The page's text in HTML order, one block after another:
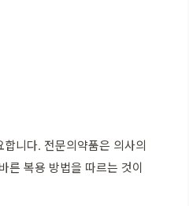
니다. 전문의약품은 의사의
른 복용 방법을 따르는 것이